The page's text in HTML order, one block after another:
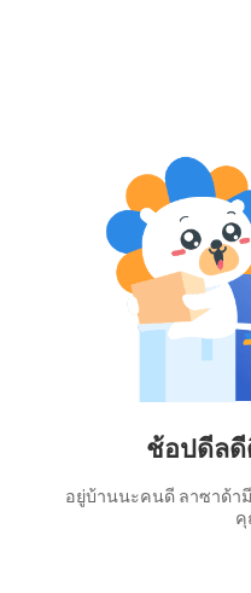
ช้อปดีล
อยู่บ้านนะคนดี ลาซาด้า